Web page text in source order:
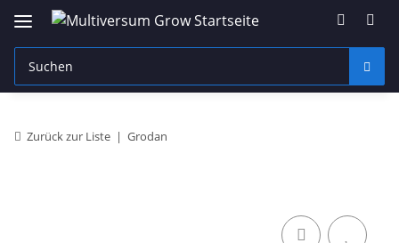
Zurück zur Liste Grodan